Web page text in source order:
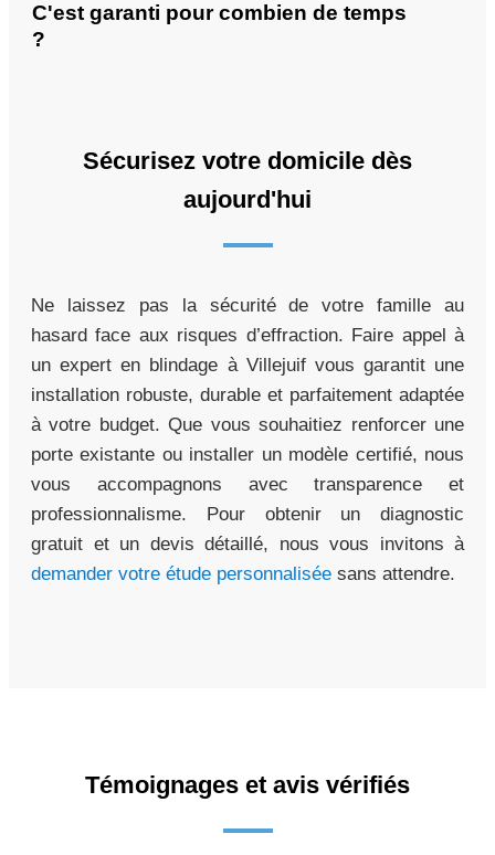
C'est garanti pour combien de temps
?
Sécurisez votre domicile dès
aujourd'hui
Ne laissez pas la sécurité de votre famille au
hasard face aux risques d’effraction. Faire appel à
un expert en blindage à Villejuif vous garantit une
installation robuste, durable et parfaitement adaptée
à votre budget. Que vous souhaitiez renforcer une
porte existante ou installer un modèle certifié, nous
vous accompagnons avec transparence et
professionnalisme. Pour obtenir un diagnostic
gratuit et un devis détaillé, nous vous invitons à
demander votre étude personnalisée sans attendre.
Témoignages et avis vérifiés